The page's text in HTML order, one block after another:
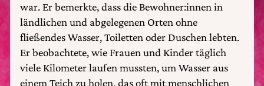
war. Er bemerkte, dass die Bewohner:innen in
ländlichen und abgelegenen Orten ohne
fließendes Wasser, Toiletten oder Duschen lebten.
Er beobachtete, wie Frauen und Kinder täglich
viele Kilometer laufen mussten, um Wasser aus
einem Teich zu holen, das oft mit menschlichen